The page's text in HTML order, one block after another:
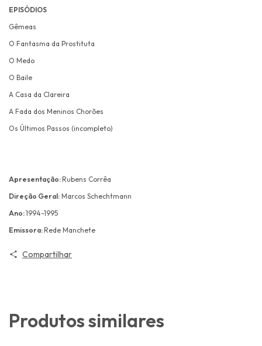
EPISÓDIOS
Gêmeas
O Fantasma da Prostituta
O Medo
O Baile
A Casa da Clareira
A Fada dos Meninos Chorões
Os Últimos Passos (incompleto)
Apresentação:Rubens Corrêa
Direção Geral: Marcos Schechtmann
Ano:1994-1995
Emissora:Rede Manchete
Compartilhar
Produtos similares